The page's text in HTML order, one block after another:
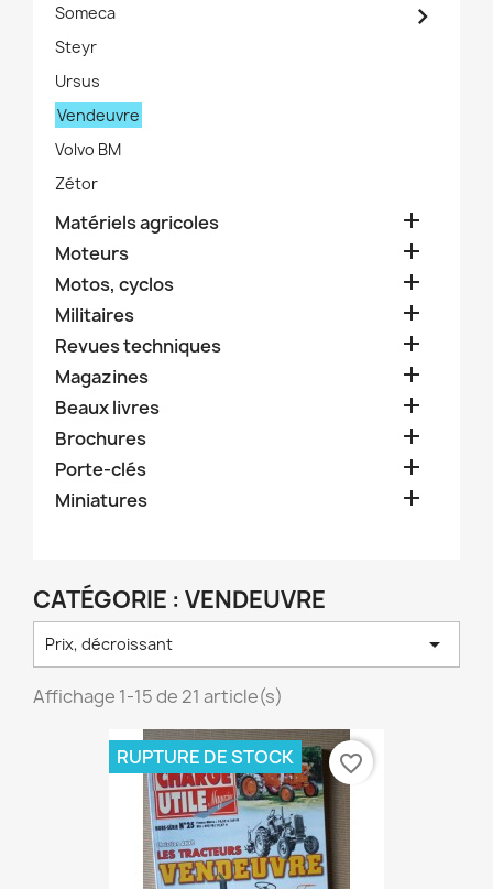
Someca

Steyr
Ursus
Vendeuvre
Volvo BM
Zétor
Matériels agricoles 
Moteurs 
Motos, cyclos 
Militaires 
Revues techniques 
Magazines 
Beaux livres 
Brochures 
Porte-clés 
Miniatures 
CATÉGORIE : VENDEUVRE
Prix, décroissant 
Affichage 1-15 de 21 article(s)
RUPTURE DE STOCK favorite_border